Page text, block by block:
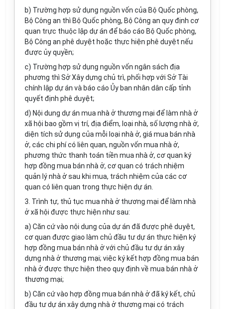
b) Trường hợp sử dụng nguồn vốn của Bộ Quốc phòng,
Bộ Công an thì Bộ Quốc phòng, Bộ Công an quy định cơ
quan trực thuộc lập dự án để báo cáo Bộ Quốc phòng,
Bộ Công an phê duyệt hoặc thực hiện phê duyệt nếu
được ủy quyền;
c) Trường hợp sử dụng nguồn vốn ngân sách địa
phương thì Sở Xây dựng chủ trì, phối hợp với Sở Tài
chính lập dự án và báo cáo Ủy ban nhân dân cấp tỉnh
quyết định phê duyệt;
d) Nội dung dự án mua nhà ở thương mại để làm nhà ở
xã hội bao gồm vị trí, địa điểm, loại nhà, số lượng nhà ở,
diện tích sử dụng của mỗi loại nhà ở, giá mua bán nhà
ở, các chi phí có liên quan, nguồn vốn mua nhà ở,
phương thức thanh toán tiền mua nhà ở, cơ quan ký
hợp đồng mua bán nhà ở, cơ quan có trách nhiệm
quản lý nhà ở sau khi mua, trách nhiệm của các cơ
quan có liên quan trong thực hiện dự án.
3. Trình tự, thủ tục mua nhà ở thương mại để làm nhà
ở xã hội được thực hiện như sau:
a) Căn cứ vào nội dung của dự án đã được phê duyệt,
cơ quan được giao làm chủ đầu tư dự án thực hiện ký
hợp đồng mua bán nhà ở với chủ đầu tư dự án xây
dựng nhà ở thương mại; việc ký kết hợp đồng mua bán
nhà ở được thực hiện theo quy định về mua bán nhà ở
thương mại;
b) Căn cứ vào hợp đồng mua bán nhà ở đã ký kết, chủ
đầu tư dự án xây dựng nhà ở thương mại có trách